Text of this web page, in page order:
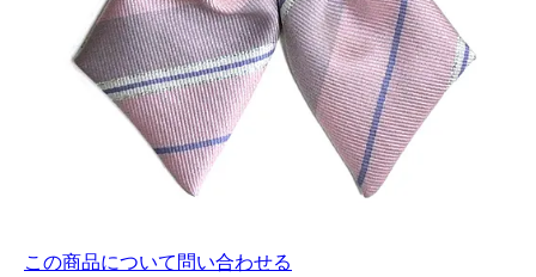
この商品について問い合わせる